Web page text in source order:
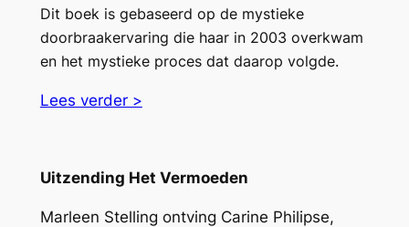
Dit boek is gebaseerd op de mystieke
doorbraakervaring die haar in 2003 overkwam
en het mystieke proces dat daarop volgde.
Lees verder >
Uitzending Het Vermoeden
Marleen Stelling ontving Carine Philipse,